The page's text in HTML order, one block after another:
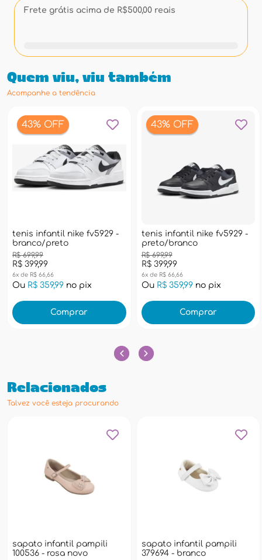
Frete grátis acima de R$500,00 reais
Quem viu, viu também
Acompanhe a tendência
43% OFF
tenis infantil nike fv5929 -
branco/preto
R$ 399,99
R$ 699,99
6x de R$ 66,66
Ou R$ 359,99 no pix
Comprar
43% OFF
tenis infantil nike fv5929 -
preto/branco
R$ 399,99
R$ 699,99
6x de R$ 66,66
Ou R$ 359,99no pix
Comprar
Relacionados
Talvez você esteja procurando
sapato infantil pampili
100536 - rosa novo
sapato infantil pampili
379694 - branco